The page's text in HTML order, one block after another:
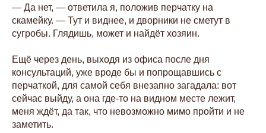
— Да нет, — ответила я, положив перчатку на
скамейку. — Тут и виднее, и дворники не сметут в
сугробы. Глядишь, может и найдёт хозяин.
Ещё через день, выходя из офиса после дня
консультаций, уже вроде бы и попрощавшись с
перчаткой, для самой себя внезапно загадала: вот
сейчас выйду, а она где-то на видном месте лежит,
меня ждёт, да так, что невозможно мимо пройти и не
заметить.